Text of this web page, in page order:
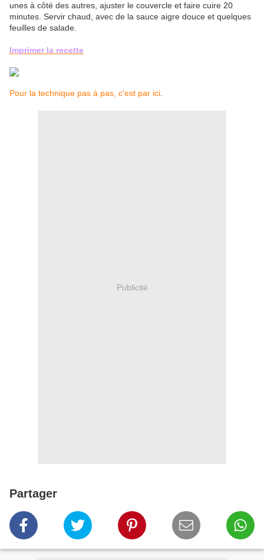
unes à côté des autres, ajuster le couvercle et faire cuire 20
minutes. Servir chaud, avec de la sauce aigre douce et quelques
feuilles de salade.
Imprimer la recette
Pour la technique pas à pas, c'est par ici
Publicité
Partager